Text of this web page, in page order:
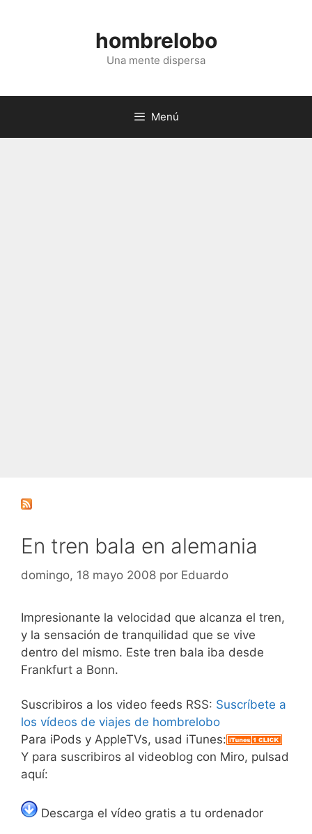
hombrelobo
Una mente dispersa
Menú
En tren bala en alemania
domingo, 18 mayo 2008 por Eduardo
Impresionante la velocidad que alcanza el tren,
y la sensación de tranquilidad que se vive
dentro del mismo. Este tren bala iba desde
Frankfurt a Bonn.
Suscribiros a los video feeds RSS: Suscríbete a
los vídeos de viajes de hombrelobo
Para iPods y AppleTVs, usad iTunes:
Y para suscribiros al videoblog con Miro, pulsad
aquí:
Descarga el vídeo gratis a tu ordenador